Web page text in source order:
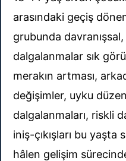
arasındaki geçiş
grubunda
dalgalanmalar sık
merakın artması,
değişimler, uyku
dalgalanmaları, riskli
iniş-çıkışları bu yaşta
hâlen gelişim